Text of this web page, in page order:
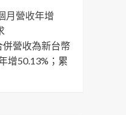
月營收年增
營收為新台幣
增50.13%；累